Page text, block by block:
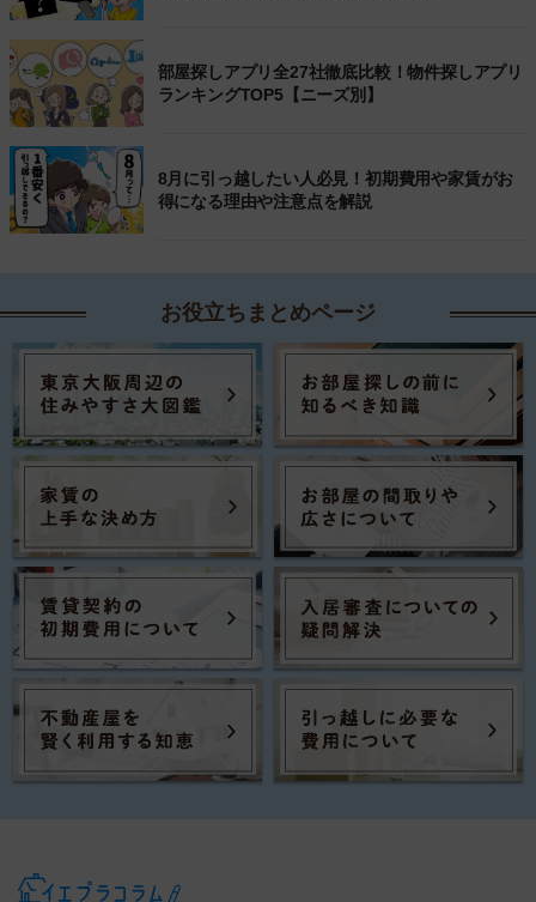
部屋探しアプリ全27社徹底比較！物件探しアプリ
ランキングTOP5【ニーズ別】
8月に引っ越したい人必見！初期費用や家賃がお
得になる理由や注意点を解説
お役立ちまとめページ